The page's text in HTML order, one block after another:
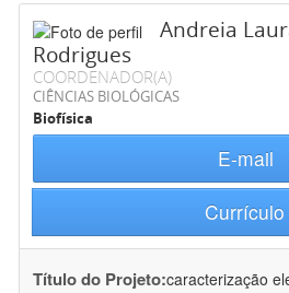
Andreia
Rodrigues
COORDENADOR(A)
CIÊNCIAS BIOLÓGICAS
Biofísica
E-mail
Currículo
Título do Projeto:caracterização